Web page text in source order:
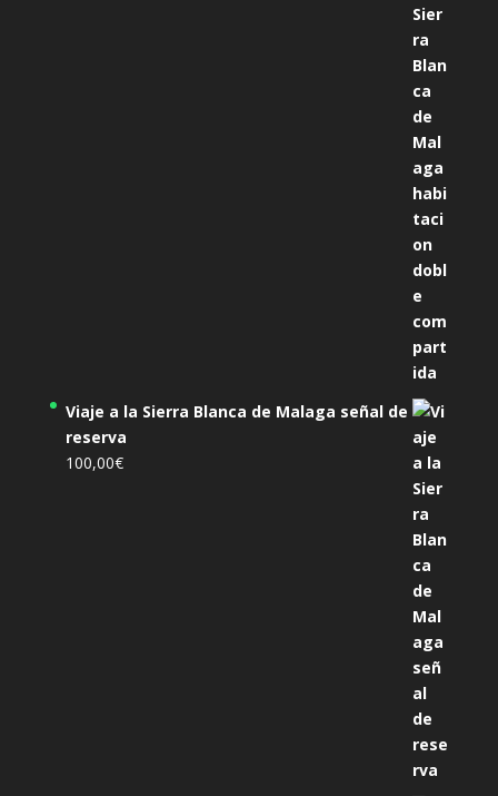
Viaje a la Sierra Blanca de Malaga señal de
reserva
100,00€